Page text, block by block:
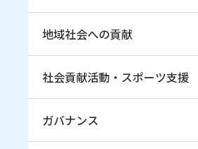
地球温暖化の防止
持続可能な資源の利用
循環型社会の形成
環境マネジメントシステムの推進
多様性の推進と人材育成
女性活躍推進宣言
エンゲージメントの向上
雪印メグミルク健康経営
地域社会への貢献
地域社会とのパートナーシップ
社会貢献活動・スポーツ支援
お客様とのコミュニケーション
ガバナンス